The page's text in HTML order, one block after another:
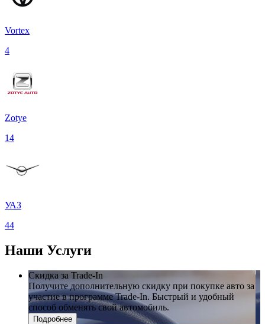
Vortex
4
Zotye
14
УАЗ
44
Наши Услуги
Скидка за Trade-In
Получите дополнительную скидку при покупке авто за
участие в программе Trade-In. Быстрый и удобный
способ обменять свой автомобиль.
Подробнее